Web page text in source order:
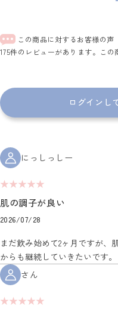
この商品に対するお客様の声
175件のレビューがあります。この
ログインし
にっしっしー
★★★★★
肌の調子が良い
2026/07/28
まだ飲み始めて2ヶ月ですが、
からも継続していきたいです。
さん
★★★★★